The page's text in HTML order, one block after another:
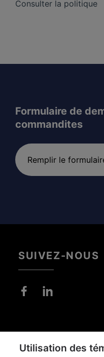
Consulter la politique
Formulaire de
commandites
Remplir le
SUIVEZ-NOUS
page
DIFFUSION DE
L'INFORMATION
Utilisation des